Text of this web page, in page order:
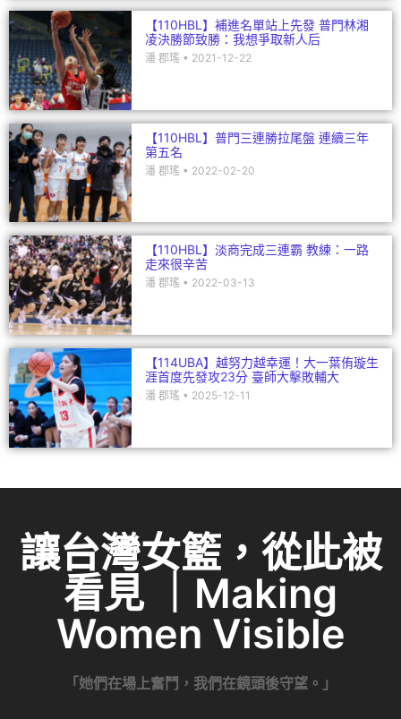
【110HBL】補進名單站上先發 普門林湘
凌決勝節致勝：我想爭取新人后
潘 郡瑤 2021-12-22
【110HBL】普門三連勝拉尾盤 連續三年
第五名
潘 郡瑤 2022-02-20
【110HBL】淡商完成三連霸 教練：一路
走來很辛苦
潘 郡瑤 2022-03-13
【114UBA】越努力越幸運！大一葉侑璇生
涯首度先發攻23分 臺師大擊敗輔大
潘 郡瑤 2025-12-11
讓台灣女籃，從此被
看見 ｜Making
Women Visible
「她們在場上奮鬥，我們在鏡頭後守望。」